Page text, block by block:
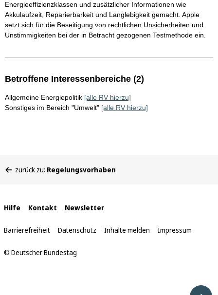
Energieeffizienzklassen und zusätzlicher Informationen wie
Akkulaufzeit, Reparierbarkeit und Langlebigkeit gemacht. Apple
setzt sich für die Beseitigung von rechtlichen Unsicherheiten und
Unstimmigkeiten bei der in Betracht gezogenen Testmethode ein.
Betroffene Interessenbereiche (2)
Allgemeine Energiepolitik [alle RV hierzu]
Sonstiges im Bereich "Umwelt" [alle RV hierzu]
befinden
zurück zu: Regelungsvorhaben
Interne
Links
Hilfe Kontakt Newsletter
Barrierefreiheit Datenschutz Inhalte melden Impressum
© Deutscher Bundestag